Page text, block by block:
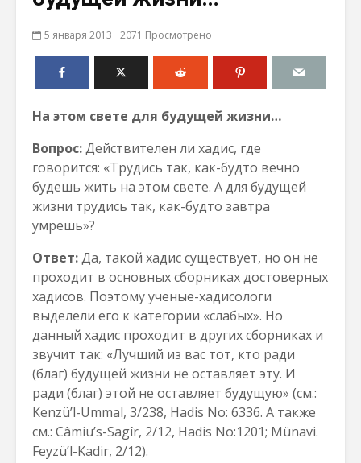
5 января 2013 2071 Просмотрено
На этом свете для будущей жизни…
Вопрос:Действителен ли хадис, где
говорится: «Трудись так, как-будто вечно
будешь жить на этом свете. А для будущей
жизни трудись так, как-будто завтра
умрешь»?
Ответ:Да, такой хадис существует, но он не
проходит в основных сборниках достоверных
хадисов. Поэтому ученые-хадисологи
выделели его к категории «слабых». Но
данный хадис проходит в других сборниках и
звучит так: «Лучший из вас тот, кто ради
(благ) будущей жизни не оставляет эту. И
ради (благ) этой не оставляет будущую» (см.:
Kenzü’l-Ummal, 3/238, Hadis No: 6336. А также
см.: Câmiu’s-Sagîr, 2/12, Hadis No:1201; Münavi.
Feyzü’l-Kadir, 2/12).